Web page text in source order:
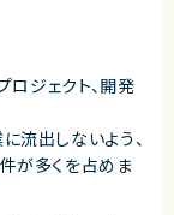
ジェクト、開発
流出しないよう、
が多くを占めま